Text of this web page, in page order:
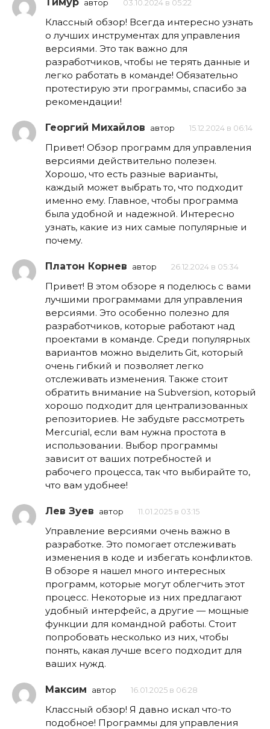
автор 03.10.2024 в 05:22
Классный обзор! Всегда интересно узнать
о лучших инструментах для управления
версиями. Это так важно для
разработчиков, чтобы не терять данные и
легко работать в команде! Обязательно
протестирую эти программы, спасибо за
рекомендации!
Георгий Михайлов автор 15.12.2024 в 06:14
Привет! Обзор программ для управления
версиями действительно полезен.
Хорошо, что есть разные варианты,
каждый может выбрать то, что подходит
именно ему. Главное, чтобы программа
была удобной и надежной. Интересно
узнать, какие из них самые популярные и
почему.
Платон Корнев автор 26.12.2024 в 05:34
Привет! В этом обзоре я поделюсь с вами
лучшими программами для управления
версиями. Это особенно полезно для
разработчиков, которые работают над
проектами в команде. Среди популярных
вариантов можно выделить Git, который
очень гибкий и позволяет легко
отслеживать изменения. Также стоит
обратить внимание на Subversion, который
хорошо подходит для централизованных
репозиториев. Не забудьте рассмотреть
Mercurial, если вам нужна простота в
использовании. Выбор программы
зависит от ваших потребностей и
рабочего процесса, так что выбирайте то,
что вам удобнее!
Лев Зуев автор 11.01.2025 в 03:15
Управление версиями очень важно в
разработке. Это помогает отслеживать
изменения в коде и избегать конфликтов.
В обзоре я нашел много интересных
программ, которые могут облегчить этот
процесс. Некоторые из них предлагают
удобный интерфейс, а другие — мощные
функции для командной работы. Стоит
попробовать несколько из них, чтобы
понять, какая лучше всего подходит для
ваших нужд.
Максим автор 16.01.2025 в 06:28
Классный обзор! Я давно искал что-то
подобное! Программы для управления